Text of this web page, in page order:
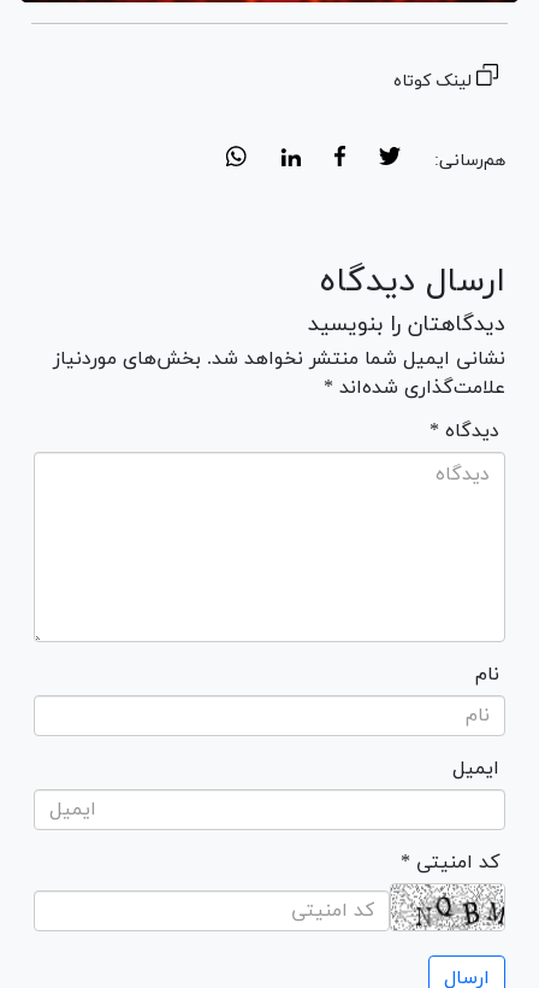
لینک کوتاه
هم‌رسانی:
ارسال دیدگاه
دیدگاهتان را بنویسید
نشانی ایمیل شما منتشر نخواهد شد. بخش‌های موردنیاز
علامت‌گذاری شده‌اند *
* دیدگاه
نام
ایمیل
* کد امنیتی